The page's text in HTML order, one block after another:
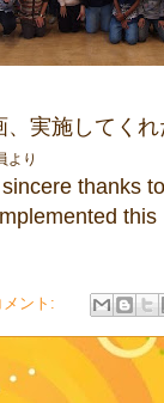
実施してく
より
thanks
this
ント: